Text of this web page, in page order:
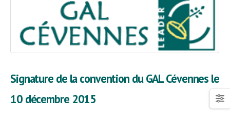
Signature de la convention du GAL Cévennes le
10 décembre 2015